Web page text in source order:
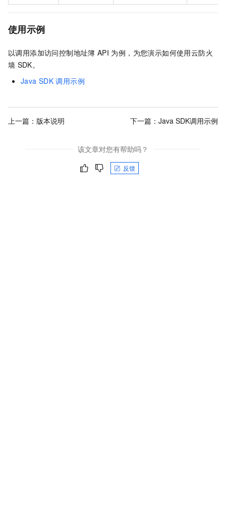
使用示例
以调用添加访问控制地址簿 API 为例，为您演示如何使用云防火
墙 SDK。
Java SDK 调用示例
上一篇： 版本说明 下一篇： Java SDK调用示例
该文章对您有帮助吗？
反馈